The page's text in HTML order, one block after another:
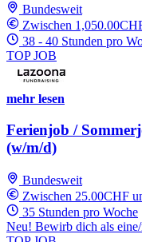
Bundesweit
Zwischen
38 - 40 Stunden pro
TOP JOB
mehr lesen
Ferienjob /
(w/m/d)
Bundesweit
Zwischen 25.00CHF
35 Stunden pro Woche
Neu! Bewirb dich als eine/